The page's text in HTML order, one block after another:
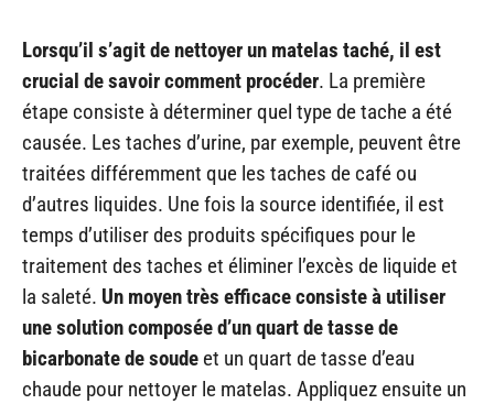
Lorsqu’il s’agit de nettoyer un matelas taché, il est
crucial de savoir comment procéder. La première
étape consiste à déterminer quel type de tache a été
causée. Les taches d’urine, par exemple, peuvent être
traitées différemment que les taches de café ou
d’autres liquides. Une fois la source identifiée, il est
temps d’utiliser des produits spécifiques pour le
traitement des taches et éliminer l’excès de liquide et
la saleté. Un moyen très efficace consiste à utiliser
une solution composée d’un quart de tasse de
bicarbonate de soude et un quart de tasse d’eau
chaude pour nettoyer le matelas. Appliquez ensuite un